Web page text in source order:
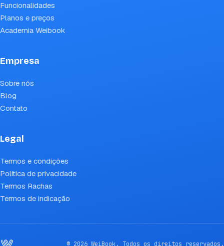
Funcionalidades
Planos e preços
Academia Weibook
Empresa
Sobre nós
Blog
Contato
Legal
Termos e condições
Política de privacidade
Termos Rachas
Termos de indicação
© 2026 WeiBook. Todos os direitos reservados.